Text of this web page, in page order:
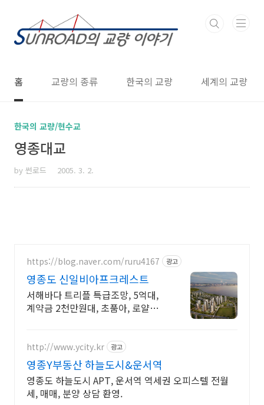
홈 교량의 종류 한국의 교량 세계의 교량
한국의 교량/현수교
영종대교
by 썬로드 2005. 3. 2.
https://blog.naver.com/ruru4167 광고
영종도 신일비아프크레스트
서해바다 트리플 특급조망, 5억대,
계약금 2천만원대, 초품아, 로얄층
http://www.ycity.kr 광고
영종Y부동산 하늘도시&운서역
영종도 하늘도시 APT, 운서역 역세권 오피스텔 전월
세, 매매, 분양 상담 환영.